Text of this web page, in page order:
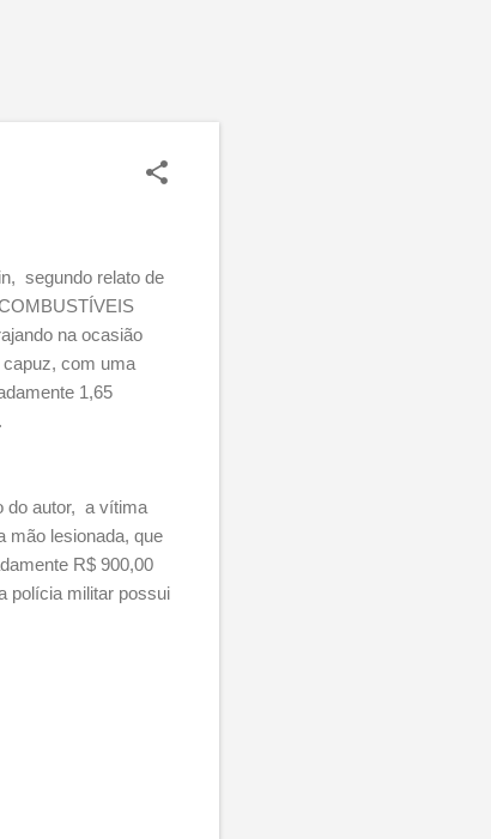
segundo relato de
na ocasião
com uma
1,65
do autor, a vítima
mão lesionada, que
R$ 900,00
polícia militar possui